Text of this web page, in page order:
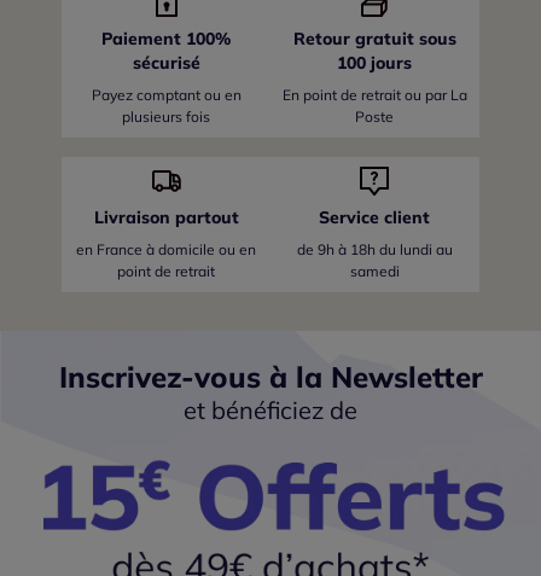
Paiement 100%
sécurisé
Payez comptant ou en
plusieurs fois
Retour gratuit sous
100 jours
En point de retrait ou par La
Poste
Livraison partout
en France à domicile ou en
point de retrait
Service client
de 9h à 18h du lundi au
samedi
Inscrivez-vous à la Newsletter
et bénéficiez de